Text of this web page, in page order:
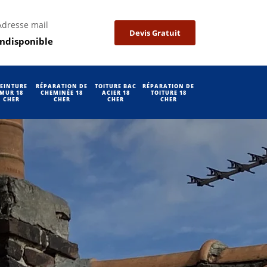
mail
Devis Gratuit
MUR 18
CHER
RÉPARATION DE
CHEMINÉE 18
CHER
TOITURE BAC
ACIER 18
CHER
RÉPARATION DE
TOITURE 18
CHER